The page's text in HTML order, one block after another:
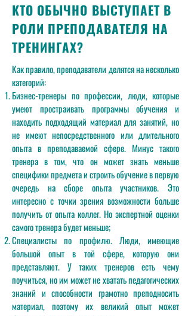
КТО ОБЫЧНО ВЫСТУПАЕТ В
РОЛИ ПРЕПОДАВАТЕЛЯ НА
ТРЕНИНГАХ?
Как правило, преподаватели делятся на несколько
категорий:
Бизнес-тренеры по профессии, люди, которые
умеют простраивать программы обучения и
находить подходящий материал для занятий, но
не имеют непосредственного или длительного
опыта в преподаваемой сфере. Минус такого
тренера в том, что он может знать меньше
специфики предмета и строить обучение в первую
очередь на сборе опыта участников. Это
интересно с точки зрения возможности больше
получить от опыта коллег. Но экспертной оценки
самого тренера будет меньше;
Специалисты по профилю. Люди, имеющие
большой опыт в той сфере, которую они
представляют. У таких тренеров есть чему
поучиться, но им может не хватать педагогических
знаний и способности грамотно преподносить
материал, поэтому их великий опыт может